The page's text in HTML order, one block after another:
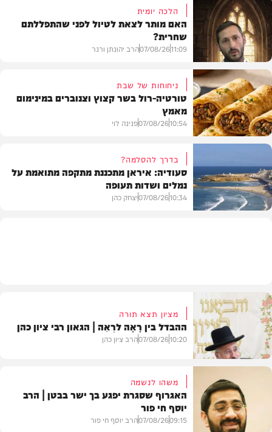
הלכה
הלכה יומית
האם מותר לצאת לטיול לפני שהתפללתם
שחרית?
11:09
07/08/26הרב יהונתן ורנר
מתכונים
ניחוחות של שבת
טורטיה-רול בשר קצוץ וצנוברים במינימום
מאמץ
10:54
07/08/26פנינה לוי
בדרך להסלמה?
סעודיה: איראן מתכננת מתקפה מתואמת על
נמלים ושדות תעופה
10:34
07/08/26יצחק כהן
וידאו
מציון תצא תורה
ההבדל בין רָאָה לרְאֵה | הגאון רבי ציון כהן
10:20
07/08/26הרב ציון כהן
משהו לנשמה
האגרוף שסגרת יפגע בך ישר בבטן | הרב
יוסף חי פור
09:15
07/08/26הרב יוסף חי פור